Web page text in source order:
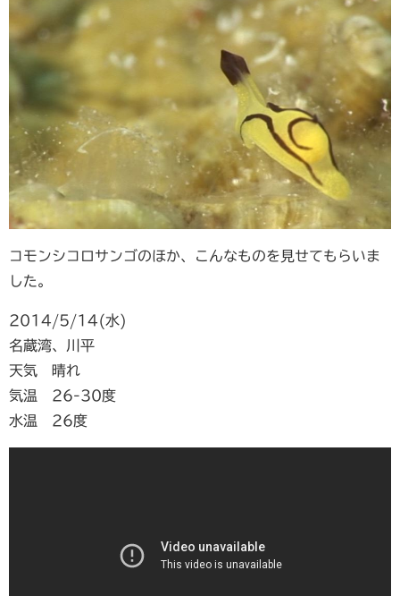
コモンシコロサンゴのほか、こんなものを見せてもらいま
した。
2014/5/14(水)
名蔵湾、川平
天気 晴れ
気温 26-30度
水温 26度